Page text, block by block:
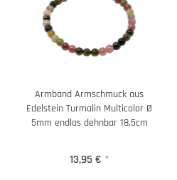
Armband Armschmuck aus
Edelstein Turmalin Multicolor Ø
5mm endlos dehnbar 18,5cm
13,95 € *